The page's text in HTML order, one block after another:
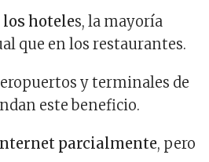
los hoteles, la mayoría
que en los restaurantes.
y terminales de
este beneficio.
parcialmente, pero